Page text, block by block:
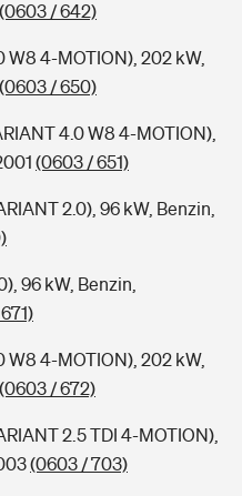
(0603 / 642)
W8 4-MOTION), 202 kW,
(0603 / 650)
4.0 W8 4-MOTION),
(0603 / 651)
2.0), 96 kW, Benzin,
96 kW, Benzin,
W8 4-MOTION), 202 kW,
(0603 / 672)
2.5 TDI 4-MOTION),
(0603 / 703)